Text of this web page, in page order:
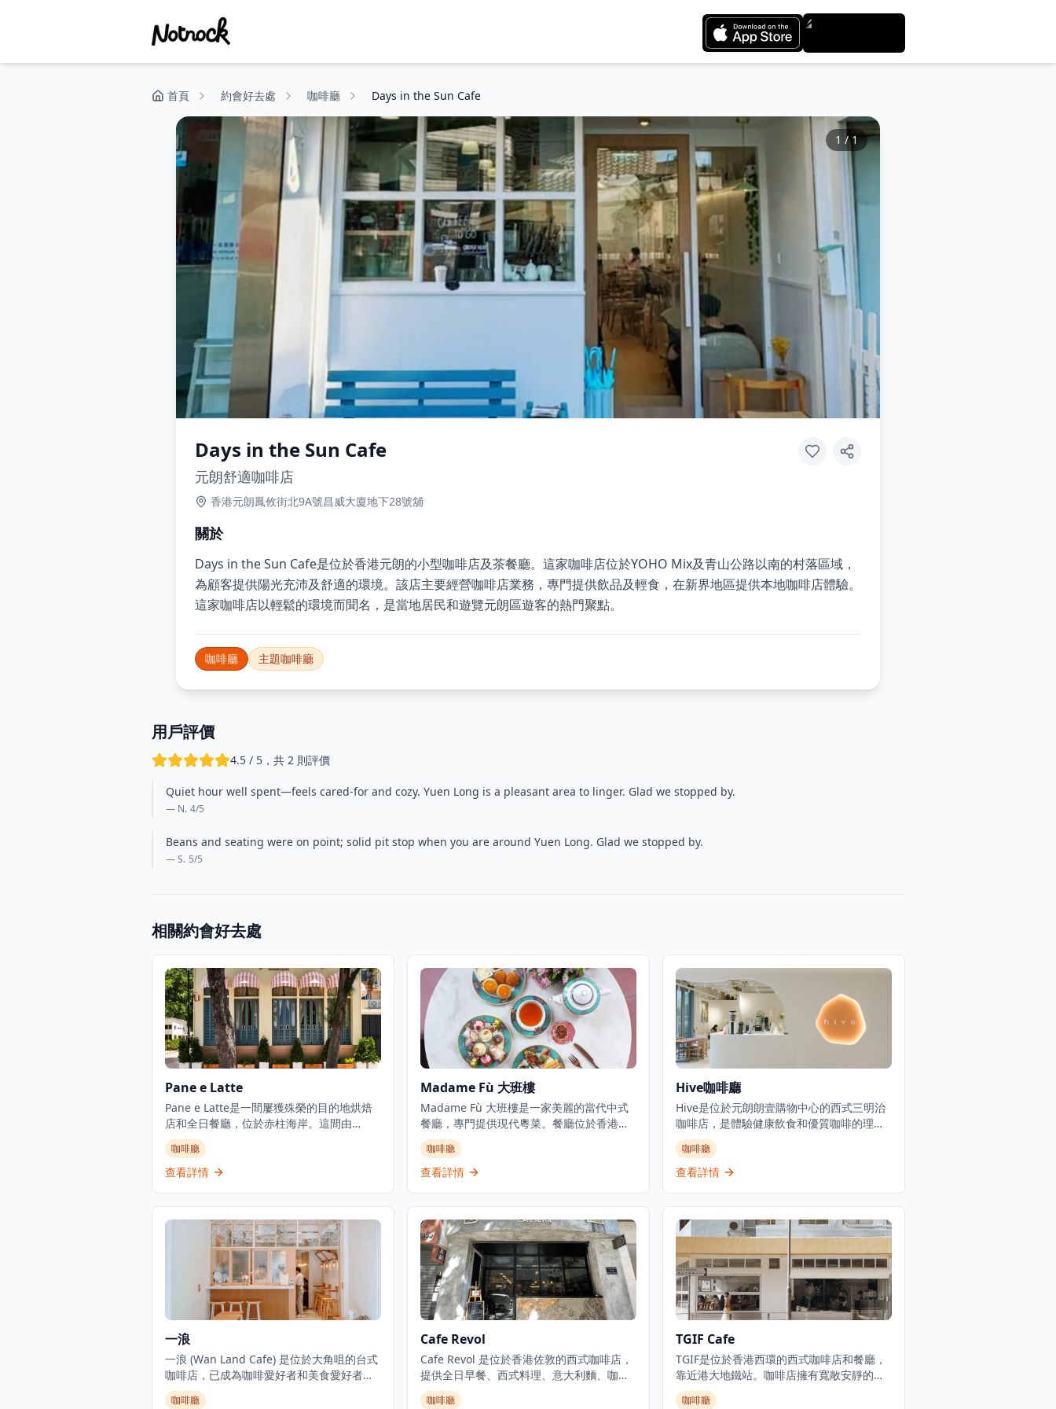
首頁 約會好去處 咖啡廳 Days in the Sun Cafe
1 /1
Days in the Sun Cafe
元朗舒適咖啡店
香港元朗鳳攸街北9A號昌威大廈地下28號舖
關於
Days in the Sun Cafe是位於香港元朗的小型咖啡店及茶餐廳。這家咖啡店位於YOHO Mix及青山公路以南的村落區域，
為顧客提供陽光充沛及舒適的環境。該店主要經營咖啡店業務，專門提供飲品及輕食，在新界地區提供本地咖啡店體驗。
這家咖啡店以輕鬆的環境而聞名，是當地居民和遊覽元朗區遊客的熱門聚點。
咖啡廳 主題咖啡廳
用戶評價
4.5 / 5，共 2 則評價
Quiet hour well spent—feels cared-for and cozy. Yuen Long is a pleasant area to linger. Glad we stopped by.
— N. 4/5
Beans and seating were on point; solid pit stop when you are around Yuen Long. Glad we stopped by.
— S. 5/5
相關約會好去處
Pane e Latte
Pane e Latte是一間屢獲殊榮的目的地烘焙
店和全日餐廳，位於赤柱海岸。這間由
Pirata Group經營的優雅意式咖啡廳，設計
感覺像意大利夢幻的海濱咖啡廳，持續吸引
赤柱的週末人潮。從日出到日落，他們提供
沉浸式烘焙概念經營，名稱喚起意大利語中
的「麵包和牛奶」。
咖啡廳
查看詳情
Madame Fù 大班樓
Madame Fù 大班樓是一家美麗的當代中式
餐廳，專門提供現代粵菜。餐廳位於香港中
環大館古蹟建築群內一座經過精美修復的
1850年代殖民地建築中。餐廳提供精緻而輕
鬆的用餐環境，設有餐廳、酒吧和私人用餐
粵菜風味與現代呈現方式相結合。
咖啡廳
查看詳情
Hive咖啡廳
Hive是位於元朗朗壹購物中心的西式三明治
咖啡店，是體驗健康飲食和優質咖啡的理想
去處。咖啡廳專門提供咖啡、健康食品和飲
品，並設有健身元素，為注重健康生活方式
的客人提供全面的體驗。作為一家休閒餐飲
該咖啡廳以在元朗地區提供清新的咖啡廳用
餐體驗而聞名，為尋求優質咖啡和輕食的顧
客提供堂食和外賣選擇。無論是想要享受健
康早餐、悠閒午餐還是與朋友共度下午時
光，Hive都能提供完美的體驗，讓客人在現
代舒適的環境中享受美食與咖啡。
咖啡廳
查看詳情
一浪
一浪 (Wan Land Cafe) 是位於大角咀的台式
咖啡店，已成為咖啡愛好者和美食愛好者的
熱門目的地。咖啡廳專門提供台灣菜、三文
咖啡廳
Cafe Revol
Cafe Revol 是位於香港佐敦的西式咖啡店，
提供全日早餐、西式料理、意大利麵、咖啡
和甜品。咖啡店設有相當大的室內用餐區
咖啡廳
TGIF Cafe
TGIF是位於香港西環的西式咖啡店和餐廳，
靠近港大地鐵站。咖啡店擁有寬敞安靜的氛
圍，環境休閒都市化，提供豐富的西式咖啡
咖啡廳